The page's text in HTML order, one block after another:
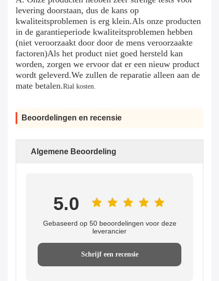
levering doorstaan, dus de kans op
kwaliteitsproblemen is erg klein.Als onze producten
in de garantieperiode kwaliteitsproblemen hebben
(niet veroorzaakt door door de mens veroorzaakte
factoren)Als het product niet goed hersteld kan
worden, zorgen we ervoor dat er een nieuw product
wordt geleverd.We zullen de reparatie alleen aan de
mate betalen.Rial kosten.
Beoordelingen en recensie
Algemene Beoordeling
5.0
Gebaseerd op 50 beoordelingen voor deze
leverancier
Schrijf een recensie